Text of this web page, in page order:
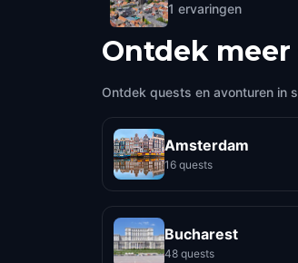
1 ervaringen
Ontdek meer
Ontdek quests en avonturen in
Amsterdam
16 quests
Bucharest
48 quests